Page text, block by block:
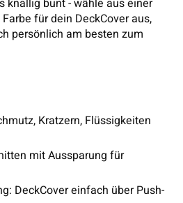
für dein DeckCover aus,
persönlich am besten zum
Kratzern, Flüssigkeiten
mit Aussparung für
DeckCover einfach über Push-